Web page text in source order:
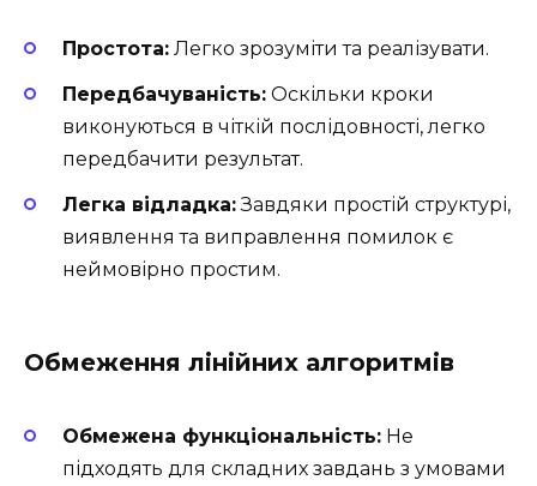
Простота: Легко зрозуміти та реалізувати.
Передбачуваність: Оскільки кроки
виконуються в чіткій послідовності, легко
передбачити результат.
Легка відладка:Завдяки простій структурі,
виявлення та виправлення помилок є
неймовірно простим.
Обмеження лінійних алгоритмів
Обмежена функціональність: Не
підходять для складних завдань з умовами